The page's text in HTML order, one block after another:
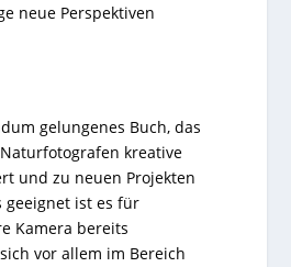
neue Perspektiven
gelungenes Buch, das
kreative
und zu neuen Projekten
geeignet ist es für
Kamera bereits
vor allem im Bereich